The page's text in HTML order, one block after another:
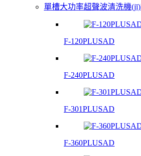
單槽大功率超聲波清洗機
F-120PLUSAD
F-240PLUSAD
F-301PLUSAD
F-360PLUSAD